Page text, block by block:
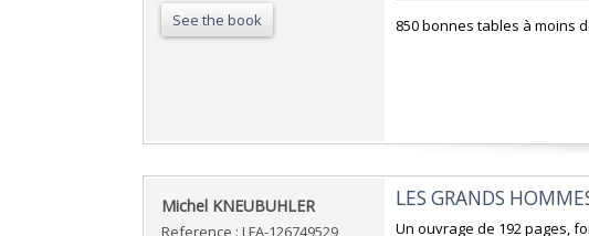
See the book
‎850 bonnes tables à moins
‎Michel KNEUBUHLER‎
Reference : LFA-126749529
‎LES GRANDS
‎Un ouvrage de 192 pages,